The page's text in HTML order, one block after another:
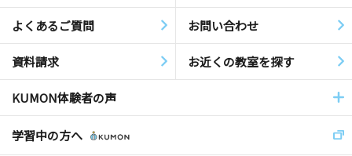
よくあるご質問 お問い合わせ
資料請求 お近くの教室を探す
KUMON体験者の声
学習中の方へ